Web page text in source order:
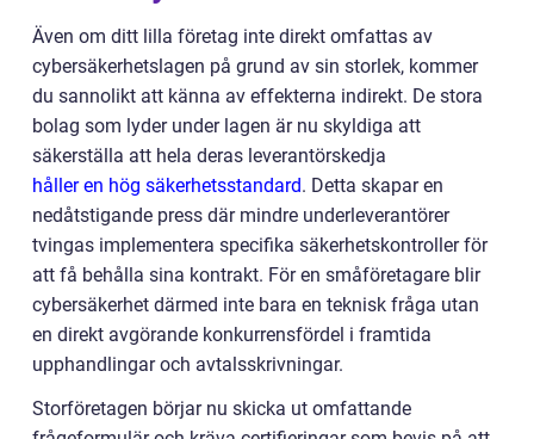
Även om ditt lilla företag inte direkt omfattas av
cybersäkerhetslagen på grund av sin storlek, kommer
du sannolikt att känna av effekterna indirekt. De stora
bolag som lyder under lagen är nu skyldiga att
säkerställa att hela deras leverantörskedja
håller en hög säkerhetsstandard. Detta skapar en
nedåtstigande press där mindre underleverantörer
tvingas implementera specifika säkerhetskontroller för
att få behålla sina kontrakt. För en småföretagare blir
cybersäkerhet därmed inte bara en teknisk fråga utan
en direkt avgörande konkurrensfördel i framtida
upphandlingar och avtalsskrivningar.
Storföretagen börjar nu skicka ut omfattande